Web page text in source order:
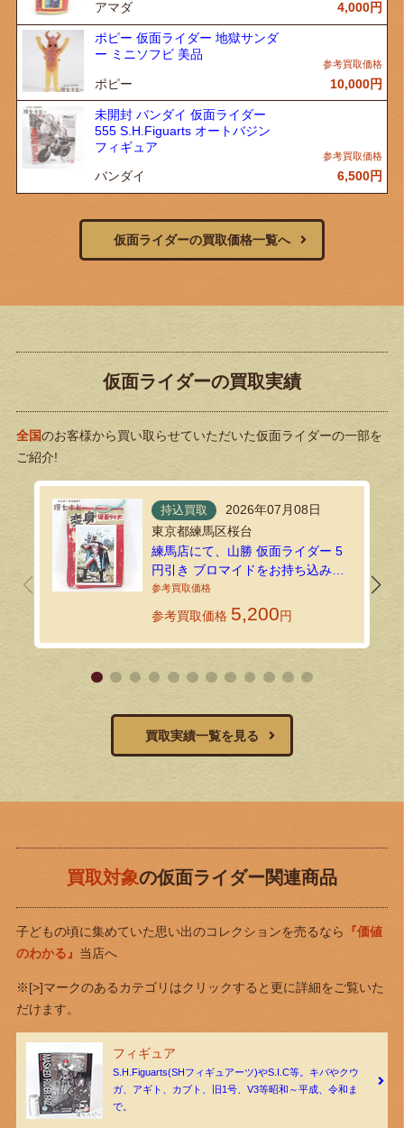
アマダ 4,000円
ポピー 仮面ライダー 地獄サンダ
ー ミニソフビ 美品
ポピー 10,000円
未開封 バンダイ 仮面ライダー
555 S.H.Figuarts オートバジン
フィギュア
バンダイ 6,500円
仮面ライダーの買取価格一覧へ
仮面ライダーの買取実績
全国のお客様から買い取らせていただいた仮面ライダーの一部を
ご紹介!
持込買取
2026年07月08日
東京都練馬区桜台
練馬店にて、山勝 仮面ライダー 5
円引き ブロマイドをお持ち込みい
ただきました
参考買取価格 5,200円
買取実績一覧を見る
買取対象の仮面ライダー関連商品
子どもの頃に集めていた思い出のコレクションを売るなら
『価値
のわかる』 当店へ
※[>]マークのあるカテゴリはクリックすると更に詳細をご覧いた
だけます。
フィギュア
S.H.Figuarts(SHフィギュアーツ)やS.I.C等。キバやクウ
ガ、アギト、カブト、旧1号、V3等昭和～平成、令和ま
で。